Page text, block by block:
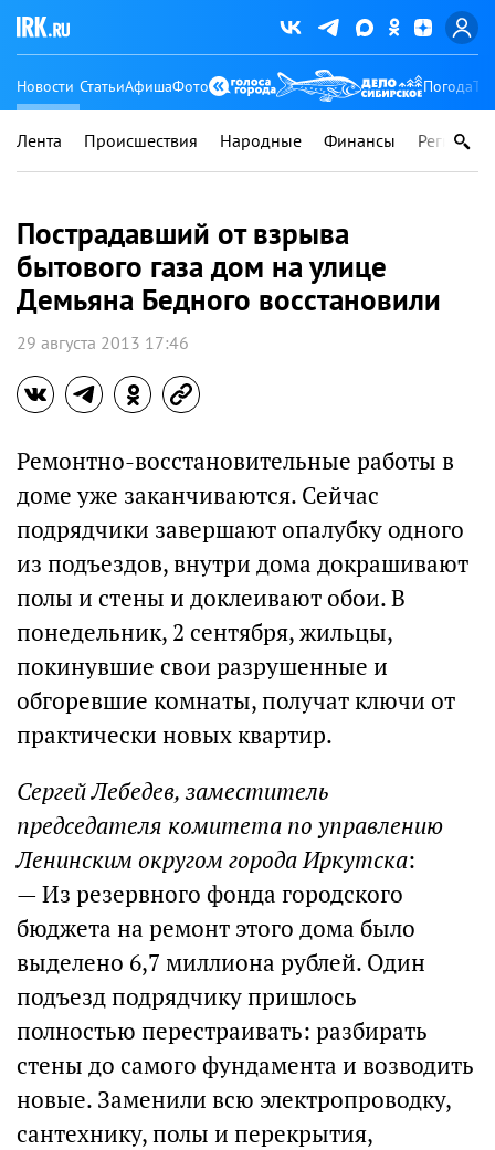
Новости СтатьиАфишаФото Погода
Лента Происшествия Народные Финансы Регионы
Пострадавший от взрыва
бытового газа дом на улице
Демьяна Бедного восстановили
29 августа 2013 17:46
Ремонтно-восстановительные работы в
доме уже заканчиваются. Сейчас
подрядчики завершают опалубку одного
из подъездов, внутри дома докрашивают
полы и стены и доклеивают обои. В
понедельник, 2 сентября, жильцы,
покинувшие свои разрушенные и
обгоревшие комнаты, получат ключи от
практически новых квартир.
Сергей Лебедев, заместитель
председателя комитета по управлению
Ленинским округом города Иркутска:
— Из резервного фонда городского
бюджета на ремонт этого дома было
выделено 6,7 миллиона рублей. Один
подъезд подрядчику пришлось
полностью перестраивать: разбирать
стены до самого фундамента и возводить
новые. Заменили всю электропроводку,
сантехнику, полы и перекрытия,